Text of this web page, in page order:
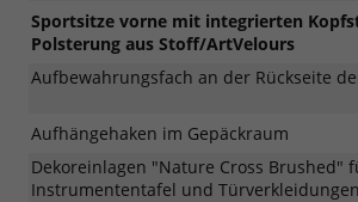
Sportsitze vorne mit integrierten
Polsterung aus Stoff/ArtVelours
Aufbewahrungsfach an der Rückseite
Aufhängehaken im Gepäckraum
Dekoreinlagen "Nature Cross Brushed"
Instrumententafel und